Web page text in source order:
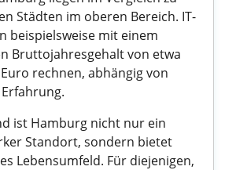
Städten im oberen Bereich. IT-
beispielsweise mit einem
Bruttojahresgehalt von etwa
rechnen, abhängig von
ist Hamburg nicht nur ein
Standort, sondern bietet
Lebensumfeld. Für diejenigen,